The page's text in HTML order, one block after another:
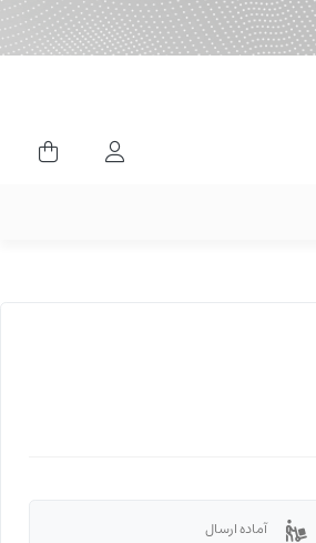
ورود کاربران
آماده ارسال